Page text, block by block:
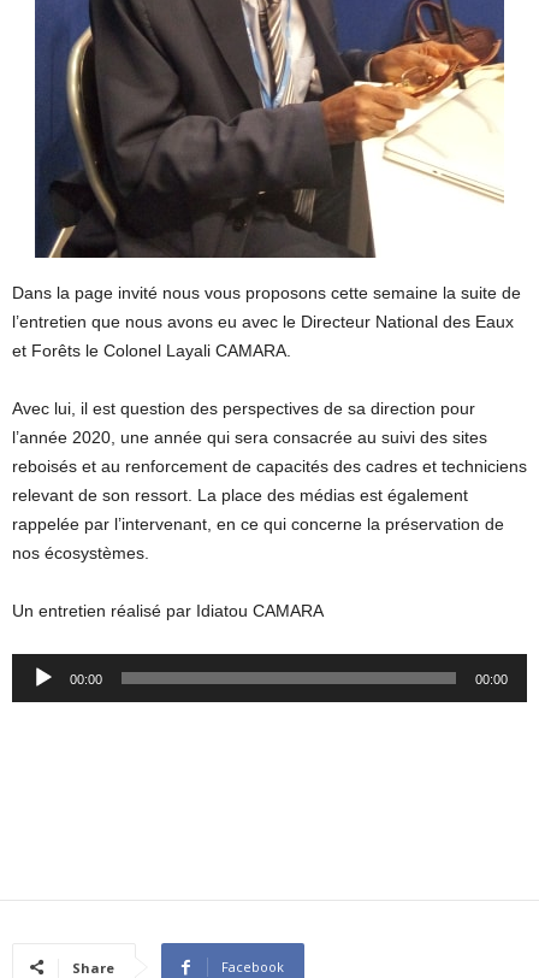
Dans la page invité nous vous proposons cette semaine la suite de
l’entretien que nous avons eu avec le Directeur National des Eaux
et Forêts le Colonel Layali CAMARA.
Avec lui, il est question des perspectives de sa direction pour
l’année 2020, une année qui sera consacrée au suivi des sites
reboisés et au renforcement de capacités des cadres et techniciens
relevant de son ressort. La place des médias est également
rappelée par l’intervenant, en ce qui concerne la préservation de
nos écosystèmes.
Un entretien réalisé par Idiatou CAMARA
Audio
00:00 00:00
Share Facebook